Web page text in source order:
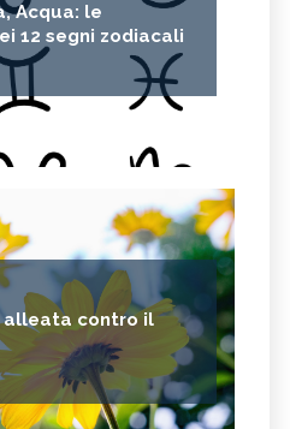
Acqua: le
12 segni zodiacali
alleata contro il